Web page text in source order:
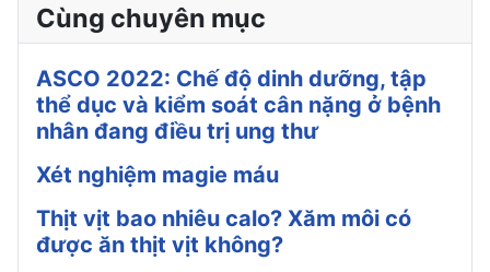
Cùng chuyên mục
ASCO 2022: Chế độ dinh dưỡng, tập
thể dục và kiểm soát cân nặng ở bệnh
nhân đang điều trị ung thư
Xét nghiệm magie máu
Thịt vịt bao nhiêu calo? Xăm môi có
được ăn thịt vịt không?